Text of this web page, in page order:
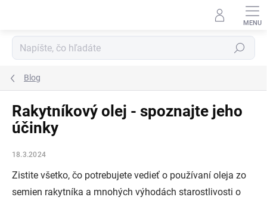
Hľadať
Blog
Rakytníkový olej - spoznajte jeho
účinky
18.3.2024
Zistite všetko, čo potrebujete vedieť o používaní oleja zo
semien rakytníka a mnohých výhodách starostlivosti o